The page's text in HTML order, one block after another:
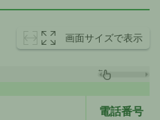
画面サイズで表示
電話番号